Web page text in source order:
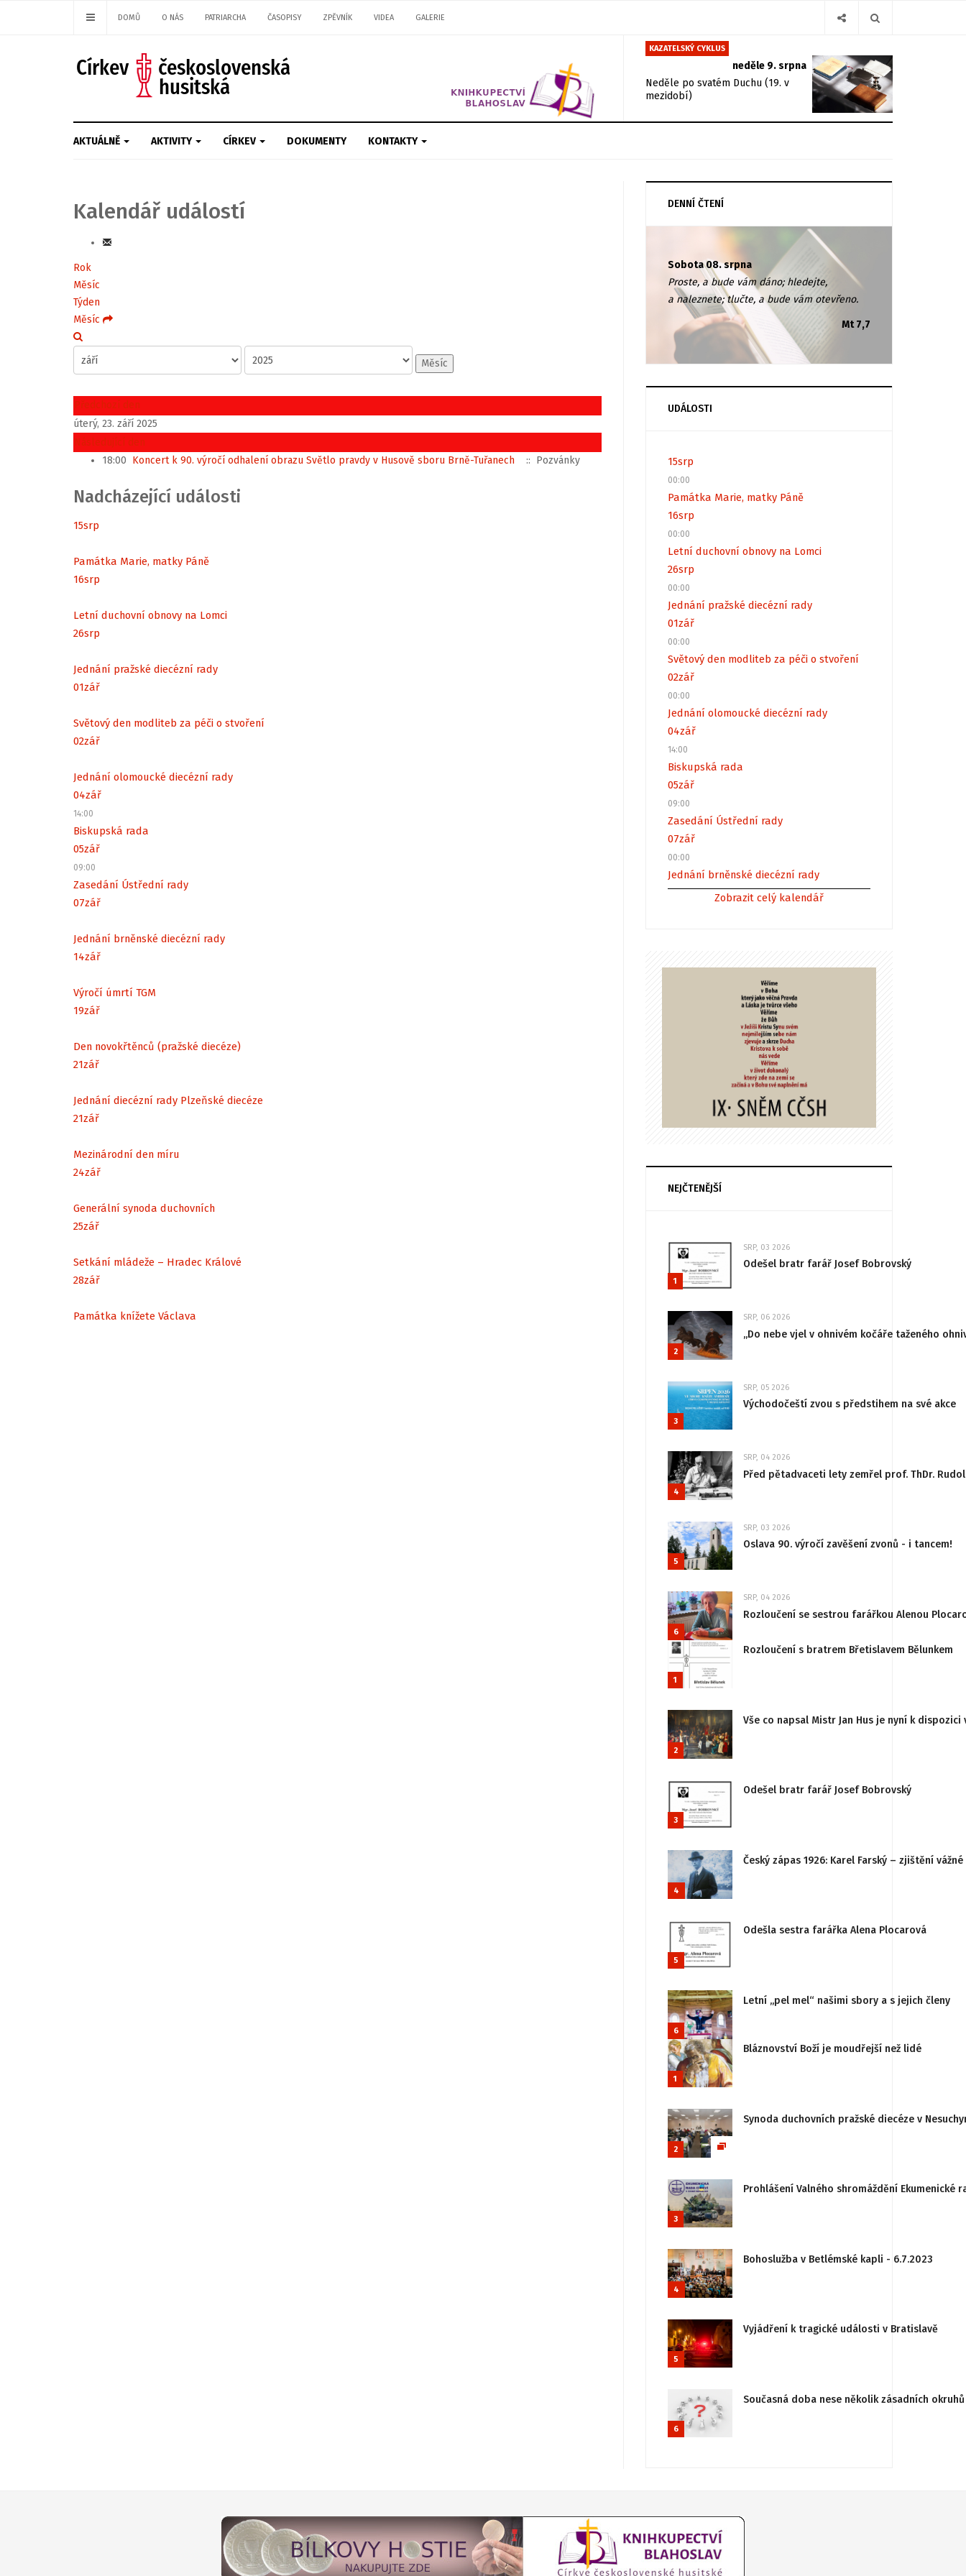
DOMŮ O NÁS PATRIARCHA ČASOPISY ZPĚVNÍK VIDEA GALERIE
KAZATELSKÝ CYKLUS
neděle 9. srpna
Neděle po svatém Duchu (19. v
mezidobí)
AKTUÁLNĚ AKTIVITY CÍRKEV DOKUMENTY KONTAKTY
Kalendář událostí
Rok
Měsíc
Týden
Měsíc
Měsíc
Předchozí den
úterý, 23. září 2025
Následující den
18:00 Koncert k 90. výročí odhalení obrazu Světlo pravdy v Husově sboru Brně-Tuřanech :: Pozvánky
Nadcházející události
15srp
Památka Marie, matky Páně
16srp
Letní duchovní obnovy na Lomci
26srp
Jednání pražské diecézní rady
01zář
Světový den modliteb za péči o stvoření
02zář
Jednání olomoucké diecézní rady
04zář
14:00
Biskupská rada
05zář
09:00
Zasedání Ústřední rady
07zář
Jednání brněnské diecézní rady
14zář
Výročí úmrtí TGM
19zář
Den novokřtěnců (pražské diecéze)
21zář
Jednání diecézní rady Plzeňské diecéze
21zář
Mezinárodní den míru
24zář
Generální synoda duchovních
25zář
Setkání mládeže – Hradec Králové
28zář
Památka knížete Václava
DENNÍ ČTENÍ
Sobota 08. srpna
Proste, a bude vám dáno; hledejte,
a naleznete; tlučte, a bude vám otevřeno.
Mt 7,7
UDÁLOSTI
15srp
00:00
Památka Marie, matky Páně
16srp
00:00
Letní duchovní obnovy na Lomci
26srp
00:00
Jednání pražské diecézní rady
01zář
00:00
Světový den modliteb za péči o stvoření
02zář
00:00
Jednání olomoucké diecézní rady
04zář
14:00
Biskupská rada
05zář
09:00
Zasedání Ústřední rady
07zář
00:00
Jednání brněnské diecézní rady
Zobrazit celý kalendář
NEJČTENĚJŠÍ
1
SRP, 03 2026
Odešel bratr farář Josef Bobrovský
2
SRP, 06 2026
„Do nebe vjel v ohnivém kočáře taženého
3
SRP, 05 2026
Východočeští zvou s předstihem na své akce
4
SRP, 04 2026
Před pětadvaceti lety zemřel prof. ThDr.
5
SRP, 03 2026
Oslava 90. výročí zavěšení zvonů - i tancem!
6
SRP, 04 2026
Rozloučení se sestrou farářkou Alenou
1
Rozloučení s bratrem Břetislavem Bělunkem
2
Vše co napsal Mistr Jan Hus je nyní k
3
Odešel bratr farář Josef Bobrovský
4
Český zápas 1926: Karel Farský – zjištění
5
Odešla sestra farářka Alena Plocarová
6
Letní „pel mel“ našimi sbory a s jejich členy
1
Bláznovství Boží je moudřejší než lidé
2
Synoda duchovních pražské diecéze v
3
Prohlášení Valného shromáždění
4
Bohoslužba v Betlémské kapli - 6.7.2023
5
Vyjádření k tragické události v Bratislavě
6
Současná doba nese několik zásadních